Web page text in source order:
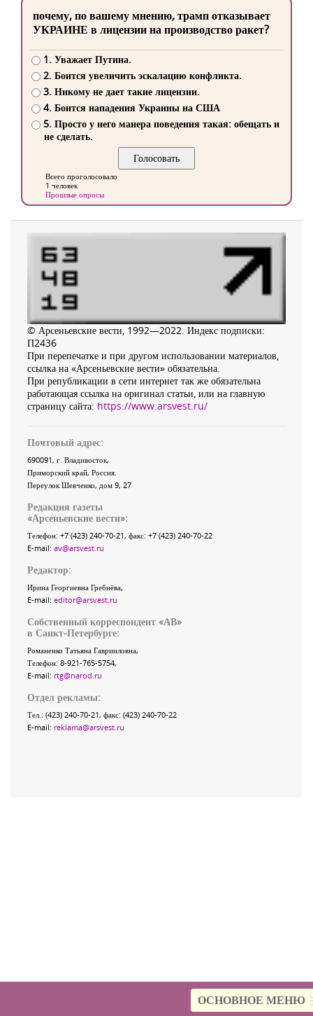
ОСНОВНОЕ МЕНЮ
почему, по вашему мнению, трамп отказывает
УКРАИНЕ в лицензии на производство ракет?
1. Уважает Путина.
2. Боится увеличить эскалацию конфликта.
3. Никому не дает такие лицензии.
4. Боится нападения Украины на США
5. Просто у него манера поведения такая: обещать и
не сделать.
Всего проголосовало
1 человек
Прошлые опросы
© Арсеньевские вести, 1992—2022. Индекс подписки:
П2436
При перепечатке и при другом использовании материалов,
ссылка на «Арсеньевские вести» обязательна.
При републикации в сети интернет так же обязательна
работающая ссылка на оригинал статьи, или на главную
страницу сайта: https://www.arsvest.ru/
Почтовый адрес:
690091, г. Владивосток,
Приморский край, Россия
Переулок Шевченко, дом 9, 27
Редакция газеты
«Арсеньевские вести»:
Телефон: +7 (423) 240-70-21, факс: +7 (423) 240-70-22
E-mail: av@arsvest.ru
Редактор:
Ирина Георгиевна Гребнёва,
E-mail: editor@arsvest.ru
Собственный корреспондент «АВ»
в Санкт-Петербурге:
Романенко Татьяна Гаврииловна,
Телефон: 8-921-765-5754,
E-mail: rtg@narod.ru
Отдел рекламы:
Тел.: (423) 240-70-21, факс: (423) 240-70-22
E-mail: reklama@arsvest.ru